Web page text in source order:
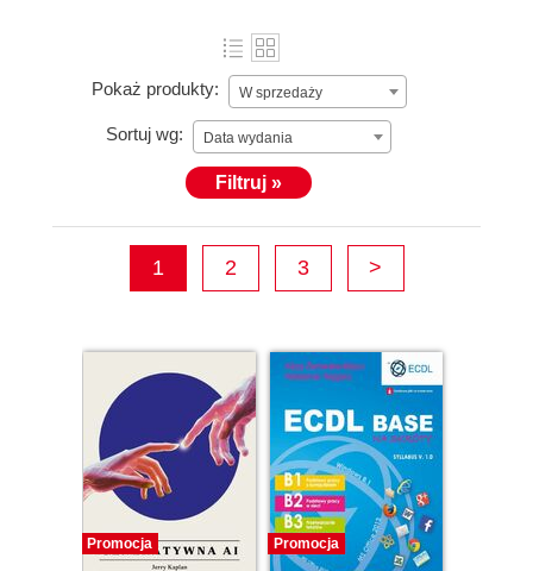
rzetelnego i
spełniającego
wszelkie
Nakładem
wydawnictw PWN
500 tytułów
rocznie i to
zarówno
publikacje
książkowe, jak
również e-booki
oraz produkty
multimedialne.
Pokaż produkty: W sprzedaży
Sortuj wg: Data wydania
Filtruj »
1 2 3 >
Promocja Promocja